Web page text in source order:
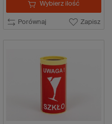
Porównaj Zapisz
Wybierz ilość